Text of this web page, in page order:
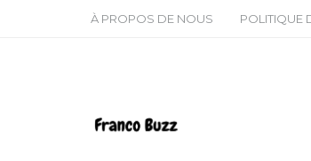
À PROPOS DE NOUS POLITIQUE